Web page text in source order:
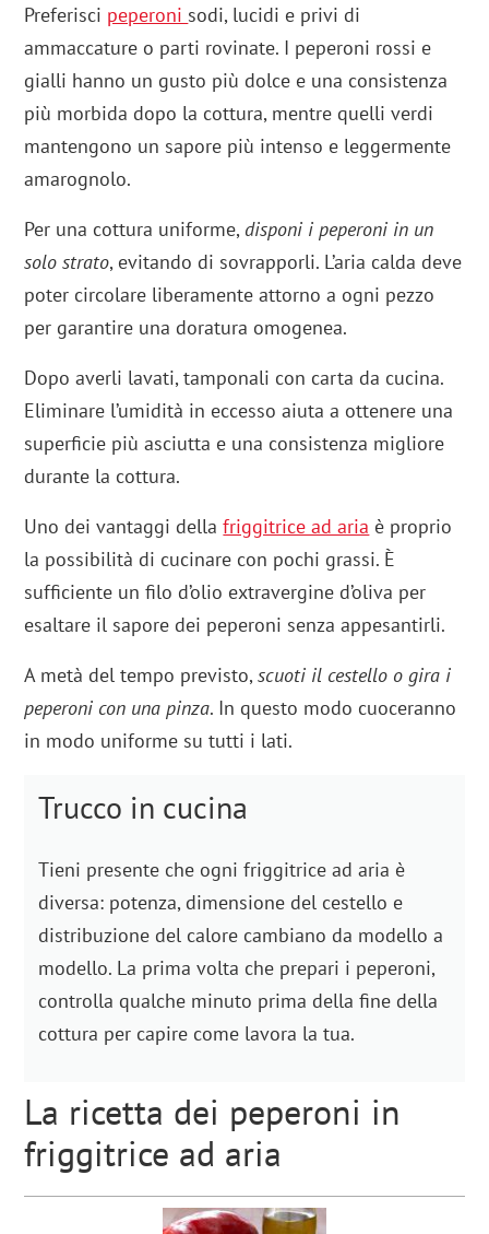
Preferisci peperoni sodi, lucidi e privi di
ammaccature o parti rovinate. I peperoni rossi e
gialli hanno un gusto più dolce e una consistenza
più morbida dopo la cottura, mentre quelli verdi
mantengono un sapore più intenso e leggermente
amarognolo.
Per una cottura uniforme, disponi i peperoni in un
solo strato, evitando di sovrapporli. L’aria calda deve
poter circolare liberamente attorno a ogni pezzo
per garantire una doratura omogenea.
Dopo averli lavati, tamponali con carta da cucina.
Eliminare l’umidità in eccesso aiuta a ottenere una
superficie più asciutta e una consistenza migliore
durante la cottura.
Uno dei vantaggi dellafriggitrice ad aria è proprio
la possibilità di cucinare con pochi grassi. È
sufficiente un filo d’olio extravergine d’oliva per
esaltare il sapore dei peperoni senza appesantirli.
A metà del tempo previsto,scuoti il cestello o gira i
peperoni con una pinza. In questo modo cuoceranno
in modo uniforme su tutti i lati.
Trucco in cucina
Tieni presente che ogni friggitrice ad aria è
diversa: potenza, dimensione del cestello e
distribuzione del calore cambiano da modello a
modello. La prima volta che prepari i peperoni,
controlla qualche minuto prima della fine della
cottura per capire come lavora la tua.
La ricetta dei peperoni in
friggitrice ad aria